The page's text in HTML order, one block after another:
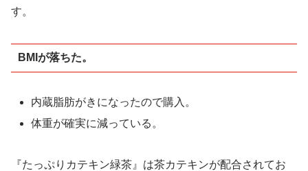
す。
BMIが落ちた。
内蔵脂肪がきになったので購入。
体重が確実に減っている。
『たっぷりカテキン緑茶』は茶カテキンが配合されてお